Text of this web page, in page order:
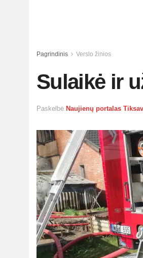
Pagrindinis Verslo žinios
Sulaikė ir
Paskelbė Naujienų portalas